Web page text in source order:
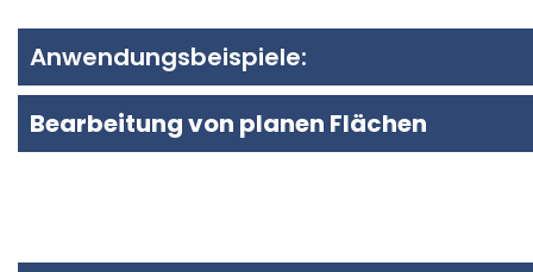
Anwendungsbeispiele:
Bearbeitung von planen Flächen